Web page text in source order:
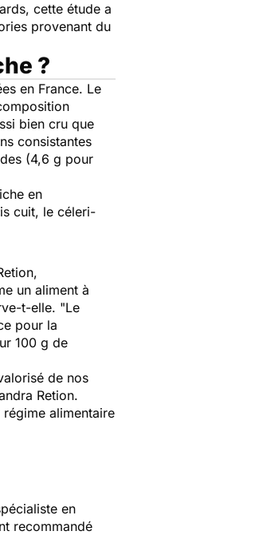
cette étude a
provenant du
?
en France. Le
bien cru que
consistantes
(4,6 g pour
en
cuit, le céleri-
un aliment à
t-elle. "Le
pour la
100 g de
de nos
Retion.
alimentaire
en
recommandé